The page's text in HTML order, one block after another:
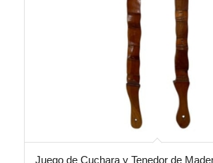
Juego de Cuchara y Tenedor de